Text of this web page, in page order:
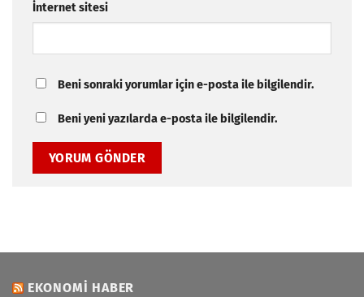
İnternet sitesi
Beni sonraki yorumlar için e-posta ile bilgilendir.
Beni yeni yazılarda e-posta ile bilgilendir.
EKONOMI HABER